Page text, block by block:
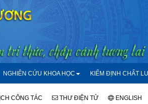
NGHIÊN CỨU KHOA HỌC KIỂM ĐỊNH CHẤT
CÔNG TÁC THƯ ĐIỆN TỬ ENGLISH